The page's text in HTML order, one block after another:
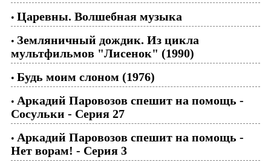
• Царевны. Волшебная музыка
• Земляничный дождик. Из цикла
мультфильмов "Лисенок" (1990)
• Будь моим слоном (1976)
• Аркадий Паровозов спешит на помощь -
Сосульки - Серия 27
• Аркадий Паровозов спешит на помощь -
Нет ворам! - Серия 3